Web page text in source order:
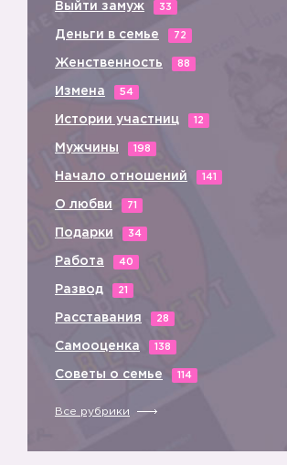
Выйти замуж 33
Деньги в семье 72
Женственность 88
Измена 54
Истории участниц 12
Мужчины 198
Начало отношений 141
О любви 71
Подарки 34
Работа 40
Развод 21
Расставания 28
Самооценка 138
Советы о семье 114
Все рубрики